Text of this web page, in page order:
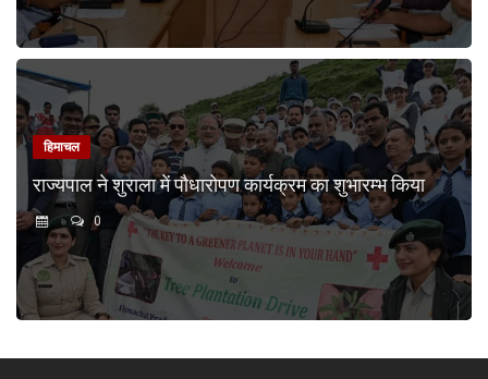
हिमाचल
राज्यपाल ने शुराला में पौधारोपण कार्यक्रम का शुभारम्भ किया
0